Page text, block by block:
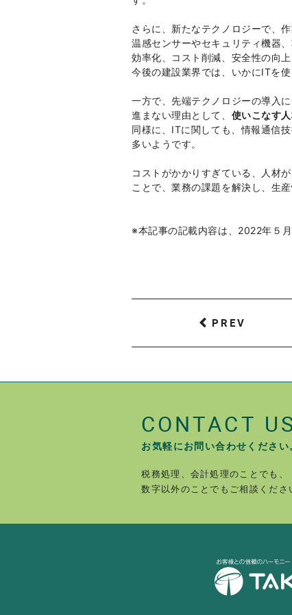
さらに、新たなテクノロジーで、
温感センサーやセキュリティ機器
効率化、コスト削減、安全性の向
今後の建設業界では、いかにITを
一方で、先端テクノロジーの導入
進まない理由として、 使いこなす
同様に、ITに関しても、情報通信
多いようです。
コストがかかりすぎている、人材
ことで、業務の課題を解決し、生
※本記事の記載内容は、2022年５
PREV
CONTACT
お気軽にお問い合わせください
税務処理、会計処理のことでも、
数字以外のことでもご相談くださ